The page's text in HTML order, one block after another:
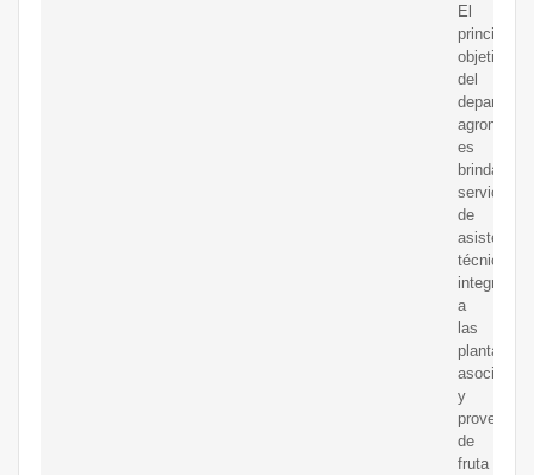
El
principal
objetivo
del
es
brindar
servicios
de
asistencia
técnica
integral
a
las
asociadas
y
de
fruta